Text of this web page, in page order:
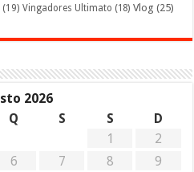
(19) Vingadores Ultimato (18) Vlog (25)
2026
Q S S
D
1
2
6 7 8
9